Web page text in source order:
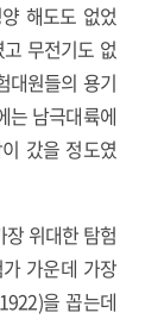
해도도 없었
무전기도 없
대원들의 용기
는 남극대륙에
갔을 정도였
위대한 탐험
가운데 가장
을 꼽는데